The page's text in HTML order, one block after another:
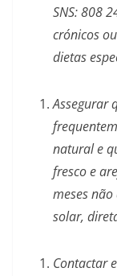
SNS: 808
crónicos
dietas
Assegurar
natural e
fresco e
meses
solar,
Contactar